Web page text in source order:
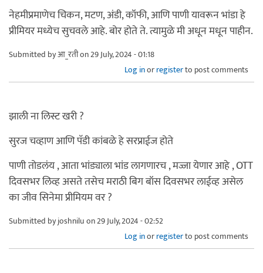
नेहमीप्रमाणेच चिकन, मटण, अंडी, कॉफी, आणि पाणी यावरून भांडा हे
प्रीमियर मध्येच सुचवले आहे. बोर होते ते. त्यामुळे मी अधून मधून पाहीन.
Submitted byआ_रतीon 29 July, 2024 - 01:18
Log inorregisterto post comments
झाली ना लिस्ट खरी ?
सुरज चव्हाण आणि पॅडी कांबळे हे सरप्राईज होते
पाणी तोडलंय , आता भांड्याला भांड लागणारच , मज्जा येणार आहे , OTT
दिवसभर लिव्ह असते तसेच मराठी बिग बॉस दिवसभर लाईव्ह असेल
का जीव सिनेमा प्रीमियम वर ?
Submitted byjoshniluon 29 July, 2024 - 02:52
Log inorregisterto post comments